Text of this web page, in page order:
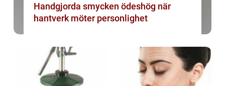
Handgjorda smycken ödeshög när
hantverk möter personlighet